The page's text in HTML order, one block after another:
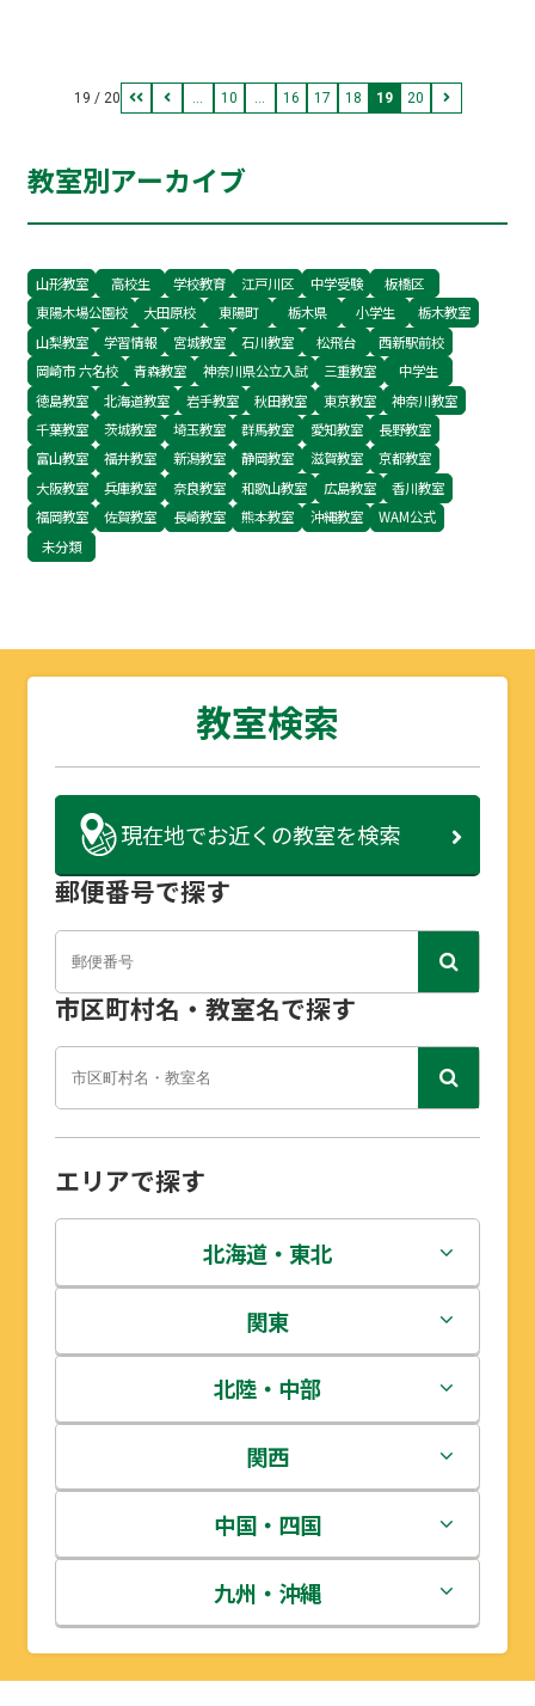
半なのかと思います。4年間も通うと薄れてしま
いますが、初めて講堂や銅像を見たときの感動は
取り組んだものです。 何を目標に勉強しているか
迷っている人、志望校の学校見学やオープンキャ
19 / 20 ... 10 ... 16 17 18 19 20
教室別アーカイブ
山形教室 高校生 学校教育 江戸川区 中学受験
板橋区
東陽木場公園校
大田原校 東陽町 栃木県 小学生
栃木教室
山梨教室
学習情報 宮城教室 石川教室 松飛台
西新駅前校
岡崎市 六名校
青森教室 神奈川県公立入試 三重教室
中学生
徳島教室
北海道教室 岩手教室 秋田教室 東京教室
神奈川教室
千葉教室
茨城教室 埼玉教室 群馬教室 愛知教室
長野教室
富山教室
福井教室 新潟教室 静岡教室 滋賀教室
京都教室
大阪教室
兵庫教室 奈良教室 和歌山教室 広島教室
香川教室
福岡教室
佐賀教室 長崎教室 熊本教室 沖縄教室
WAM公式
未分類
教室検索
現在地でお近くの教室を検索
郵便番号で探す
市区町村名・教室名で探す
エリアで探す
北海道・東北
北海道
青森県
岩手県
宮城県
秋田県
山形県
関東
茨城県
栃木県
群馬県
埼玉県
千葉県
北陸・中部
新潟県
富山県
石川県
福井県
関西
三重県
滋賀県
京都府
中国・四国
鳥取県
島根県
九州・沖縄
福岡県